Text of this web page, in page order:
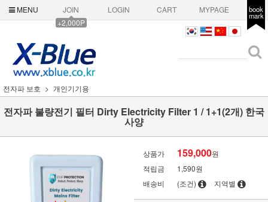
MENU
JOIN
+2,000P
LOGIN CART MYPAGE book
mark
전자파 보호 개인기기용
전자파 불량전기 필터 Dirty Electricity Filter 1 / 1+1(2개) 한국
사양
상품가 159,000원
적립금
1,590원
배송비
(조건) 지역별